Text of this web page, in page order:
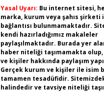
Yasal Uyarı: Bu internet sitesi,
marka, kurum veya şahıs şirketi
bağlantısı bulunmamaktadır.
kendi hazırladığımız makaleler
paylaşılmaktadır. Burada yer
haber niteliği taşımamakta
ve kişiler hakkında paylaşım
Gerçek kurum ve kişiler ile isim
tamamen tesadüfidir.
halindedir ve tavsiye niteliği